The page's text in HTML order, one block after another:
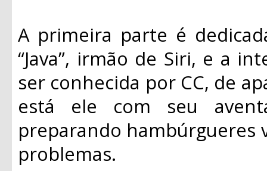
A primeira parte é
“Java”, irmão de Siri, e a
ser conhecida por CC, de
está ele com seu
preparando hambúrgueres
problemas.